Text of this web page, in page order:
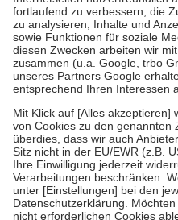
Prozent des Abgabepreises,
höchstens zehn Euro.Es sind
Kosten der Leistung zu
Diese Regeln gelten
Bei Heilmitteln und häuslicher
Zuzahlung zehn Prozent der
Verordnung.
Um das Engagement der
stärken und die besondere
fallenkeine Zuzahlungenan bei:
• Kindern und Jugendlichen bis
mit Ausnahme der Fahrkosten
• Untersuchungen zur Vorsorge